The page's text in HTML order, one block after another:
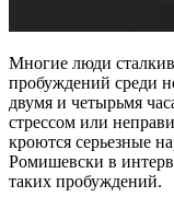
Многие люди
пробуждений среди
двумя и четырьмя
стрессом или
кроются серьезные
Ромишевски в
таких пробуждений.